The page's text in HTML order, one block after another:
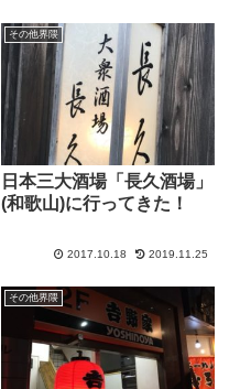
その他界隈
日本三大酒場「長久酒場」
(和歌山)に行ってきた！
2017.10.18 2019.11.25
その他界隈